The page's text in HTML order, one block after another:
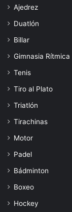
Ajedrez
Duatlón
Billar
Gimnasia Rítmica
Tenis
Tiro al Plato
Triatlón
Tirachinas
Motor
Padel
Bádminton
Boxeo
Hockey